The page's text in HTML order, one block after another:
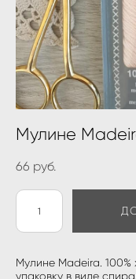
Мулине
66 pуб.
Мулине Madeira.
упаковку в виде